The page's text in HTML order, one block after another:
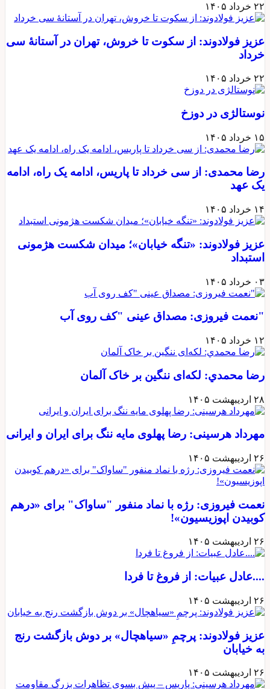
۲۲ خرداد ۱۴۰۵
عزیز فولادوند: از سکوت تا خروش، تهران در آستانهٔ سی
خرداد
۲۲ خرداد ۱۴۰۵
نوستالژی در دوزخ
۱۵ خرداد ۱۴۰۵
رضا محمدی: از سی خرداد تا پاریس، ادامه یک راه، ادامه
یک عهد
۱۴ خرداد ۱۴۰۵
عزیز فولادوند: «تنگه خیابان»؛ میدان شکست هژمونی
استبداد
۰۳ خرداد ۱۴۰۵
"نعمت فیروزی: مصداق عینی "کف روی آب
۱۲ خرداد ۱۴۰۵
رضا محمدي: لکه‌ای ننگین بر خاک آلمان
۲۸ اردیبهشت ۱۴۰۵
مهرداد هرسینی: رضا پهلوی مایه ننگ برای ایران و ایرانی
۲۶ اردیبهشت ۱۴۰۵
نعمت فیروزی: رژه با نماد منفور "ساواک" برای «درهم
کوبیدن اپوزیسیون»!
۲۶ اردیبهشت ۱۴۰۵
....عادل عبیات: از فروغ تا فردا
۲۶ اردیبهشت ۱۴۰۵
عزیز فولادوند: پرچمِ «سیاهچال» بر دوش بازگشت رنج
به خیابان
۲۶ اردیبهشت ۱۴۰۵